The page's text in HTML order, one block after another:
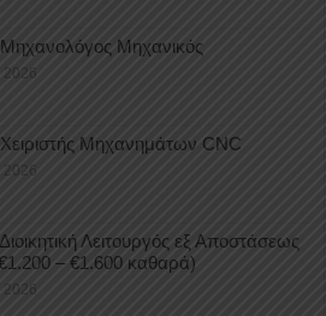
Μηχανολόγος Μηχανικός
2026
Χειριστής Μηχανημάτων CNC
2026
Διοικητική Λειτουργός εξ Αποστάσεως
– €1.600 καθαρά)
2026